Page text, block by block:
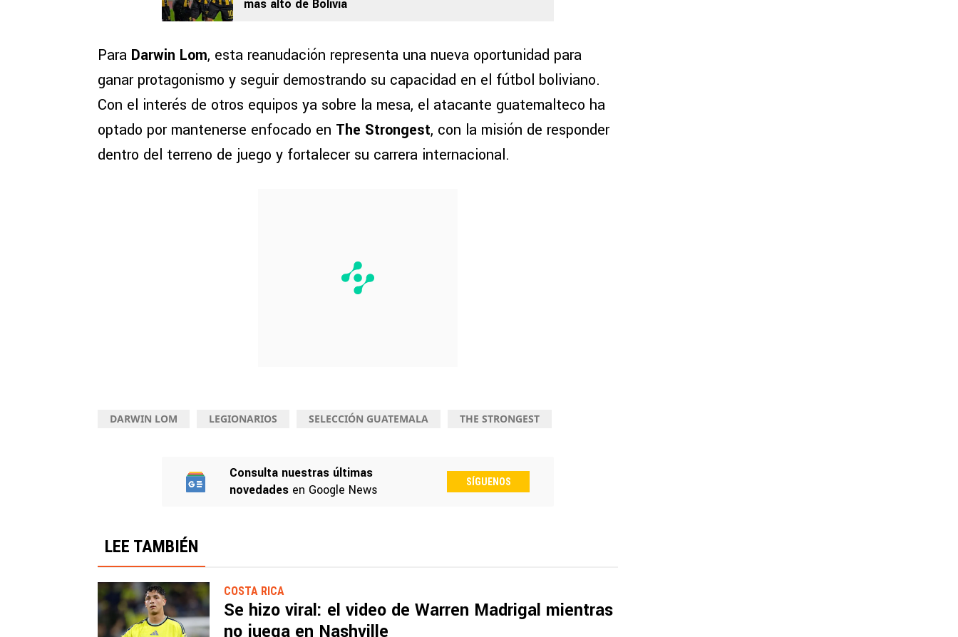
más alto de Bolivia
Para Darwin Lom, esta reanudación representa una nueva oportunidad para
ganar protagonismo y seguir demostrando su capacidad en el fútbol boliviano.
Con el interés de otros equipos ya sobre la mesa, el atacante guatemalteco ha
optado por mantenerse enfocado en The Strongest, con la misión de responder
dentro del terreno de juego y fortalecer su carrera internacional.
DARWIN LOM LEGIONARIOS SELECCIÓN GUATEMALA THE STRONGEST
Consulta nuestras últimas
novedades en Google News
SÍGUENOS
LEE TAMBIÉN
COSTA RICA
Se hizo viral: el video de Warren Madrigal mientras
no juega en Nashville